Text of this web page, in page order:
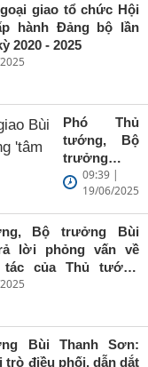
giao tổ chức Hội
hành Đảng bộ lần
2020 - 2025
Phó Thủ
tướng, Bộ
trưởng
Ngoại giao
Bùi Thanh
Sơn: Nhà
báo trẻ cần
giữ vững
'tâm trong,
09:39 |
19/06/2025
Bộ trưởng Bùi
lời phỏng vấn về
tác của Thủ tướng
Estonia, Pháp và
Bùi Thanh Sơn:
trò điều phối, dẫn dắt